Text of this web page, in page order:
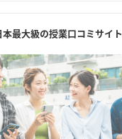
本最大級の授業口コミサイト